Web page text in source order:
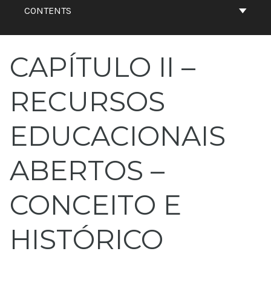
CONTENTS
CAPÍTULO II –
RECURSOS
EDUCACIONAIS
ABERTOS –
CONCEITO E
HISTÓRICO